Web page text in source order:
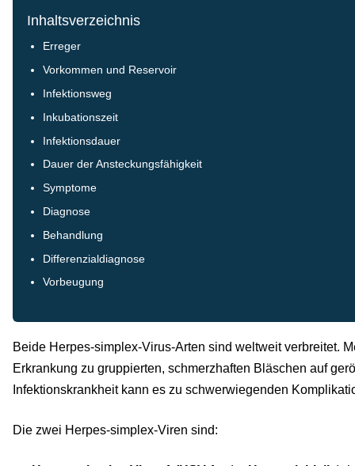
Inhaltsverzeichnis
Erreger
Vorkommen und Reservoir
Infektionsweg
Inkubationszeit
Infektionsdauer
Dauer der Ansteckungsfähigkeit
Symptome
Diagnose
Behandlung
Differenzialdiagnose
Vorbeugung
Beide Herpes-simplex-Virus-Arten sind weltweit verbreitet.
Erkrankung zu gruppierten, schmerzhaften Bläschen auf
Infektionskrankheit kann es zu schwerwiegenden
Die zwei Herpes-simplex-Viren sind: